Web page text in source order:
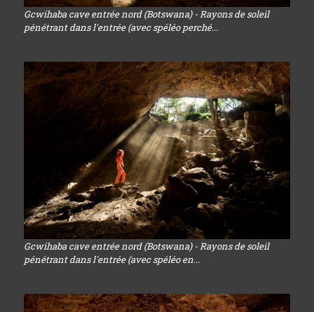
Gcwihaba cave entrée nord (Botswana) - Rayons de soleil
pénétrant dans l'entrée (avec spéléo perché...
Gcwihaba cave entrée nord (Botswana) - Rayons de soleil
pénétrant dans l'entrée (avec spéléo en...